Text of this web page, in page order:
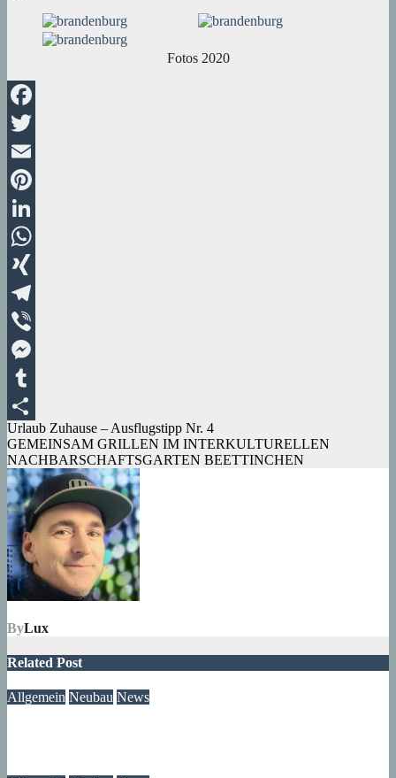
Fotos 2020
Facebook
Twitter
Email
Pinterest
LinkedIn
WhatsApp
XING
Telegram
Viber
Messenger
Tumblr
Teilen
Beitragsnavigation
Urlaub Zuhause – Ausflugstipp Nr. 4
GEMEINSAM GRILLEN IM INTERKULTURELLEN
NACHBARSCHAFTSGARTEN BEETTINCHEN
ByLux
Related Post
Allgemein Neubau News